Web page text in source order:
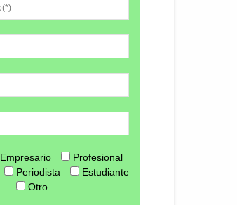
Empresario
Profesional
Periodista
Estudiante
Otro